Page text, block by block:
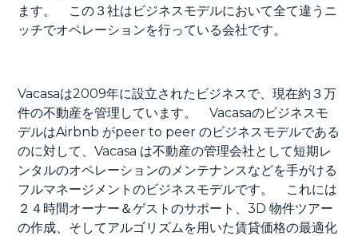
ます。 この３社はビジネスモデルにおいて全て違うニ
ッチでオペレーションを行っている会社です。
Vacasaは2009年に設立されたビジネスで、現在約３万
件の不動産を管理しています。 Vacasaのビジネスモ
デルはAirbnb がpeer to peer のビジネスモデルである
のに対して、Vacasa は不動産の管理会社として短期レ
ンタルのオペレーションのメンテナンスなどを手がける
フルマネージメントのビジネスモデルです。 これには
２４時間オーナー＆ゲストのサポート、3D 物件ツアー
の作成、そしてアルゴリズムを用いた賃貸価格の最適化